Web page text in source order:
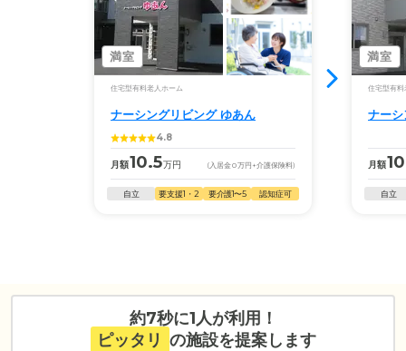
満室
住宅型有料老人ホーム
ナーシングリビング ゆあん
4.8
月額10.5万円 (入居金0万円 +介護保険料)
自立 要支援1・2 要介護1〜5 認知症可
満室
住宅型有料
ナー
月額
自立
約7秒に1人が利用！
ピッタリ の施設を提案します